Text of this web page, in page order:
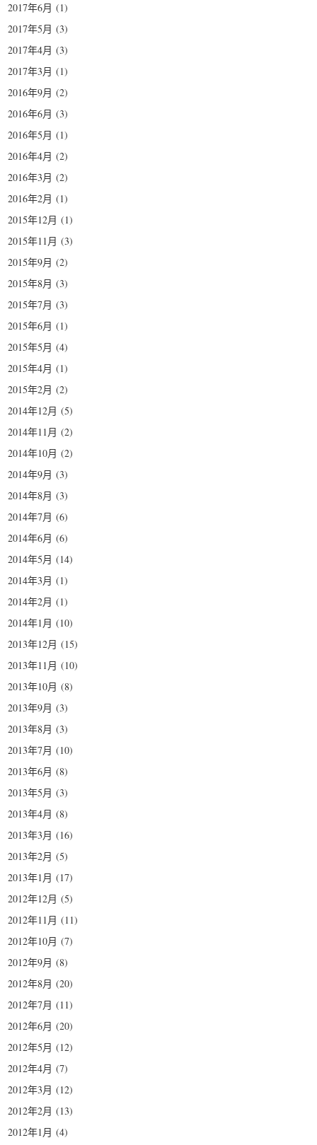
2017年6月 (1)
2017年5月 (3)
2017年4月 (3)
2017年3月 (1)
2016年9月 (2)
2016年6月 (3)
2016年5月 (1)
2016年4月 (2)
2016年3月 (2)
2016年2月 (1)
2015年12月 (1)
2015年11月 (3)
2015年9月 (2)
2015年8月 (3)
2015年7月 (3)
2015年6月 (1)
2015年5月 (4)
2015年4月 (1)
2015年2月 (2)
2014年12月 (5)
2014年11月 (2)
2014年10月 (2)
2014年9月 (3)
2014年8月 (3)
2014年7月 (6)
2014年6月 (6)
2014年5月 (14)
2014年3月 (1)
2014年2月 (1)
2014年1月 (10)
2013年12月 (15)
2013年11月 (10)
2013年10月 (8)
2013年9月 (3)
2013年8月 (3)
2013年7月 (10)
2013年6月 (8)
2013年5月 (3)
2013年4月 (8)
2013年3月 (16)
2013年2月 (5)
2013年1月 (17)
2012年12月 (5)
2012年11月 (11)
2012年10月 (7)
2012年9月 (8)
2012年8月 (20)
2012年7月 (11)
2012年6月 (20)
2012年5月 (12)
2012年4月 (7)
2012年3月 (12)
2012年2月 (13)
2012年1月 (4)